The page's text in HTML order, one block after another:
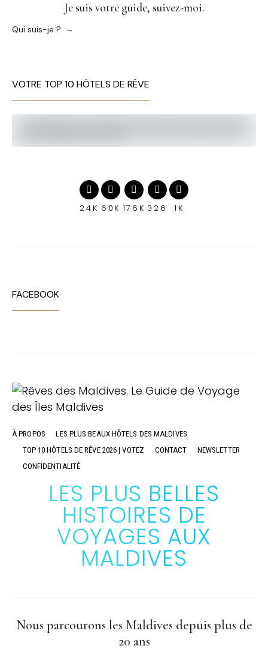
Je suis votre guide, suivez-moi.
Qui suis-je ?
VOTRE TOP 10 HÔTELS DE RÊVE
24K 60K 176K 326 1K
FACEBOOK
À PROPOS
LES PLUS BEAUX HÔTELS DES MALDIVES
TOP 10 HÔTELS DE RÊVE 2026 | VOTEZ
CONTACT
NEWSLETTER
CONFIDENTIALITÉ
LES PLUS BELLES
HISTOIRES DE
VOYAGES AUX
MALDIVES
Nous parcourons les Maldives depuis plus de
20 ans